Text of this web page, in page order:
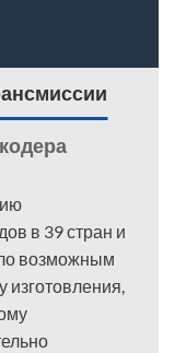
в 39 стран и
возможным
изготовления,